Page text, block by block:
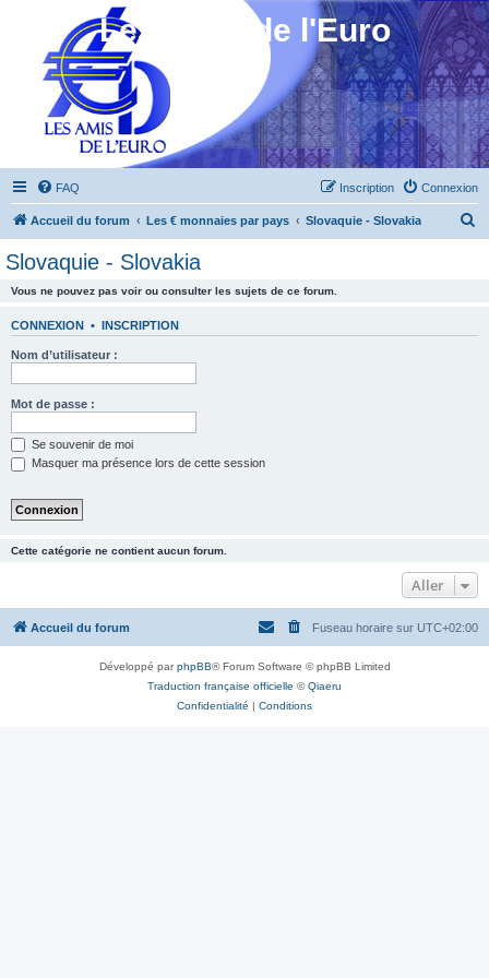
Les Amis de l'Euro
FAQ Connexion
Inscription
Accueil du forum Les € monnaies par pays Slovaquie - Slovakia
Slovaquie - Slovakia
Vous ne pouvez pas voir ou consulter les sujets de ce forum.
CONNEXION • INSCRIPTION
Nom d’utilisateur :
Mot de passe :
Se souvenir de moi
Masquer ma présence lors de cette session
Cette catégorie ne contient aucun forum.
Aller
Accueil du forum Fuseau horaire sur UTC+02:00
Développé parphpBB® Forum Software © phpBB Limited
Traduction française officielle ©Qiaeru
Confidentialité | Conditions